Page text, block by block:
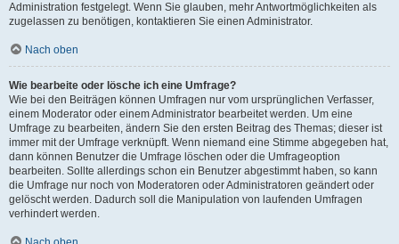
Administration festgelegt. Wenn Sie glauben, mehr Antwortmöglichkeiten als
zugelassen zu benötigen, kontaktieren Sie einen Administrator.
Nach oben
Wie bearbeite oder lösche ich eine Umfrage?
Wie bei den Beiträgen können Umfragen nur vom ursprünglichen Verfasser,
einem Moderator oder einem Administrator bearbeitet werden. Um eine
Umfrage zu bearbeiten, ändern Sie den ersten Beitrag des Themas; dieser ist
immer mit der Umfrage verknüpft. Wenn niemand eine Stimme abgegeben hat,
dann können Benutzer die Umfrage löschen oder die Umfrageoption
bearbeiten. Sollte allerdings schon ein Benutzer abgestimmt haben, so kann
die Umfrage nur noch von Moderatoren oder Administratoren geändert oder
gelöscht werden. Dadurch soll die Manipulation von laufenden Umfragen
verhindert werden.